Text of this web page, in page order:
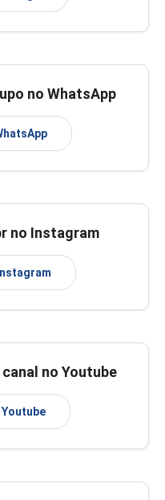
no WhatsApp
no Instagram
no Youtube